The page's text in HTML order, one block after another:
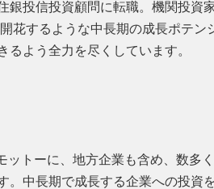
投信投資顧問に転職。機関投資
花するような中長期の成長ポテン
よう全力を尽くしています。
トーに、地方企業も含め、数多
。中長期で成長する企業への投資